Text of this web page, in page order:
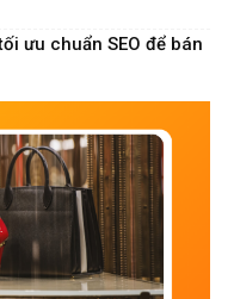
ưu chuẩn SEO để bán